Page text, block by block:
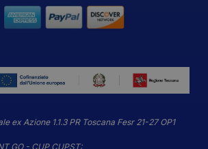
ex Azione 1.1.3 PR Toscana Fesr 21-27 OP1
GO - CUP CUPST: